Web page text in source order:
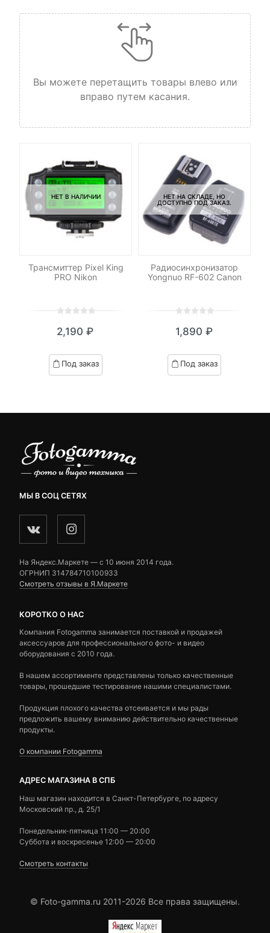
Вы можете перетащить товары влево или
вправо путем касания.
НЕТ В НАЛИЧИИ
Трансмиттер Pixel King
PRO Nikon
out
based
on
2,190 ₽
Под заказ
НЕТ НА СКЛАДЕ, НО
ДОСТУПНО ПОД ЗАКАЗ.
Радиосинхронизатор
Yongnuo RF-602 Canon
out
based
on
1,890 ₽
Под заказ
МЫ В СОЦ СЕТЯХ
На Яндекс.Маркете — c 10 июня 2014 года.
ОГРНИП 314784710100933
Смотреть отзывы в Я.Маркете
КОРОТКО О НАС
Компания Fotogamma занимается поставкой и продажей
аксессуаров для профессионального фото- и видео
оборудования с 2010 года.
В нашем ассортименте представлены только качественные
товары, прошедшие тестирование нашими специалистами.
Продукция плохого качества отсеивается и мы рады
предложить вашему вниманию действительно качественные
продукты.
О компании Fotogamma
АДРЕС МАГАЗИНА В СПБ
Наш магазин находится в Санкт-Петербурге, по адресу
Московский пр., д. 25/1
Понедельник-пятница 11:00 — 20:00
Суббота и воскресенье 12:00 — 20:00
Смотреть контакты
© Foto-gamma.ru 2011-2026 Все права защищены.